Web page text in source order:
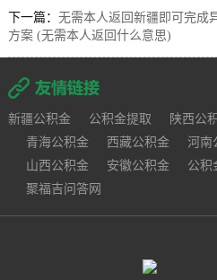
下一篇： 无需本人返回新疆即可完成
方案 (无需本人返回什么意思)
新疆公积金 公积金提取 陕西公
青海公积金
西藏公积金 河南
山西公积金
安徽公积金 公积
聚福吉问答网